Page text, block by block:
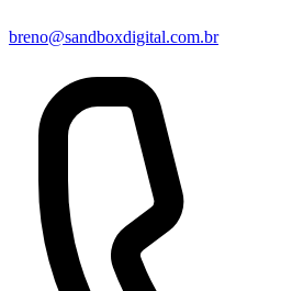
breno@sandboxdigital.com.br